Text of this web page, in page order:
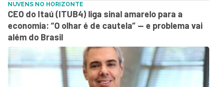
NUVENS NO HORIZONTE
CEO do Itaú (ITUB4) liga sinal amarelo para a
economia: “O olhar é de cautela” — e problema vai
além do Brasil